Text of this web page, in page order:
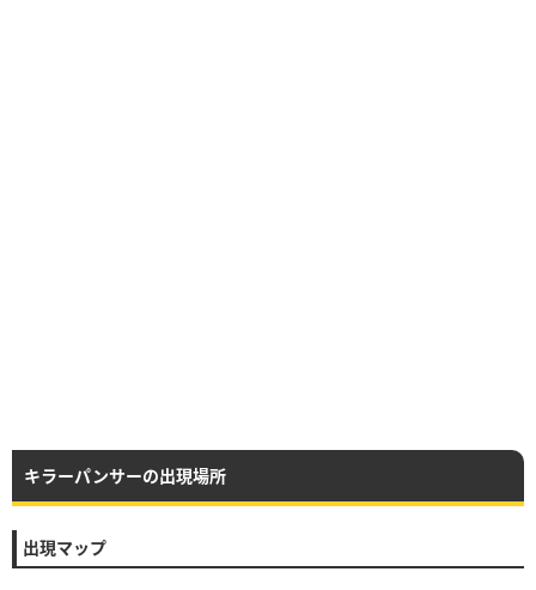
キラーパンサーの出現場所
出現マップ